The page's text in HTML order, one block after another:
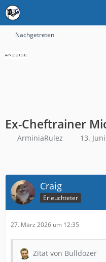
Nachgetreten
Ex-Cheftrainer
ArminiaRulez 13.
Craig
Erleuchteter
27. März 2026 um 12:35
Zitat von Bulldozer